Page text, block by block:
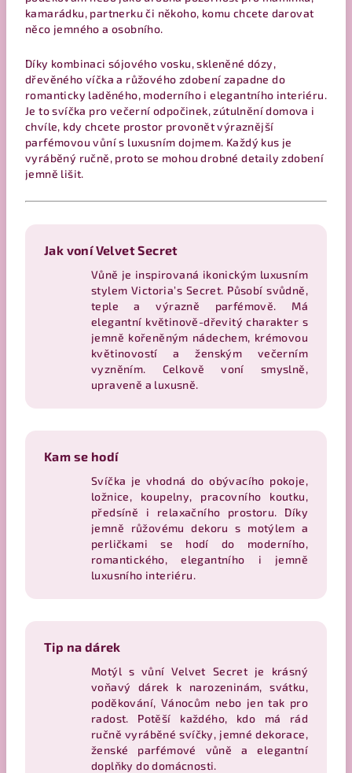
kamarádku, partnerku či někoho, komu chcete darovat
něco jemného a osobního.
Díky kombinaci sójového vosku, skleněné dózy,
dřevěného víčka a růžového zdobení zapadne do
romanticky laděného, moderního i elegantního interiéru.
Je to svíčka pro večerní odpočinek, zútulnění domova i
chvíle, kdy chcete prostor provonět výraznější
parfémovou vůní s luxusním dojmem. Každý kus je
vyráběný ručně, proto se mohou drobné detaily zdobení
jemně lišit.
Jak voní Velvet Secret
Vůně je inspirovaná ikonickým luxusním
stylem Victoria’s Secret. Působí svůdně,
teple a výrazně parfémově. Má
elegantní květinově-dřevitý charakter s
jemně kořeněným nádechem, krémovou
květinovostí a ženským večerním
vyzněním. Celkově voní smyslně,
upraveně a luxusně.
Kam se hodí
Svíčka je vhodná do obývacího pokoje,
ložnice, koupelny, pracovního koutku,
předsíně i relaxačního prostoru. Díky
jemně růžovému dekoru s motýlem a
perličkami se hodí do moderního,
romantického, elegantního i jemně
luxusního interiéru.
Tip na dárek
Motýl s vůní Velvet Secret je krásný
voňavý dárek k narozeninám, svátku,
poděkování, Vánocům nebo jen tak pro
radost. Potěší každého, kdo má rád
ručně vyráběné svíčky, jemné dekorace,
ženské parfémové vůně a elegantní
doplňky do domácnosti.